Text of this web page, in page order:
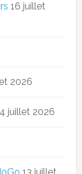
16 juillet
2026
juillet 2026